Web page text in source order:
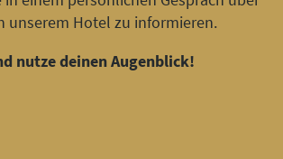
unserem Hotel zu informieren.
nutze deinen Augenblick!